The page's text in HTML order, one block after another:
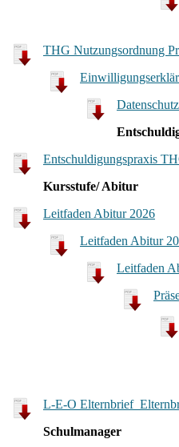
THG Nutzungsordnung
Entschuldigungspraxis
Kursstufe/ Abitur
Leitfaden Abitur 2026
Leitfaden Abitur
Leitfaden
L-E-O
Schulmanager